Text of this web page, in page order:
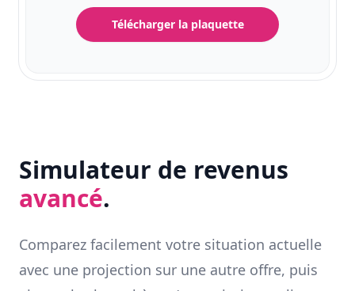
Télécharger la plaquette
Simulateur de revenus
avancé.
Comparez facilement votre situation actuelle
avec une projection sur une autre offre, puis